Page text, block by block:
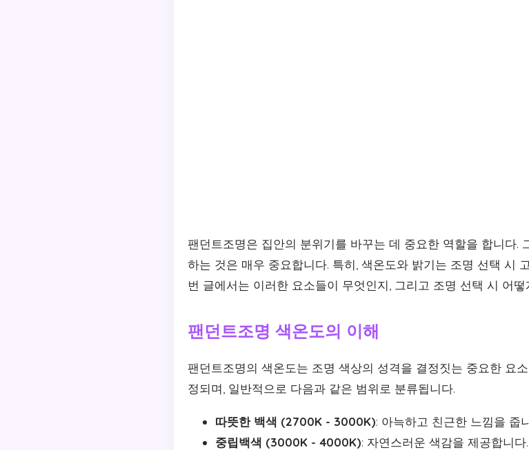
팬던트조명은 집안의 분위기를 바꾸는 데 중요한 역할을 합니다.
하는 것은 매우 중요합니다. 특히, 색온도와 밝기는 조명 선택 시
번 글에서는 이러한 요소들이 무엇인지, 그리고 조명 선택 시 어
팬던트조명 색온도의 이해
팬던트조명의 색온도는 조명 색상의 성격을 결정짓는 중요한 요
정되며, 일반적으로 다음과 같은 범위로 분류됩니다.
따뜻한 백색 (2700K - 3000K): 아늑하고 친근한 느낌을 줍
중립백색 (3000K - 4000K): 자연스러운 색감을 제공합니